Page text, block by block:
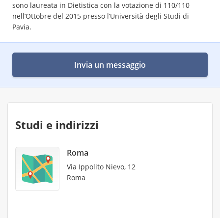
sono laureata in Dietistica con la votazione di 110/110
nell’Ottobre del 2015 presso l’Università degli Studi di
Pavia.
Invia un messaggio
Studi e indirizzi
Roma
Via Ippolito Nievo, 12
Roma